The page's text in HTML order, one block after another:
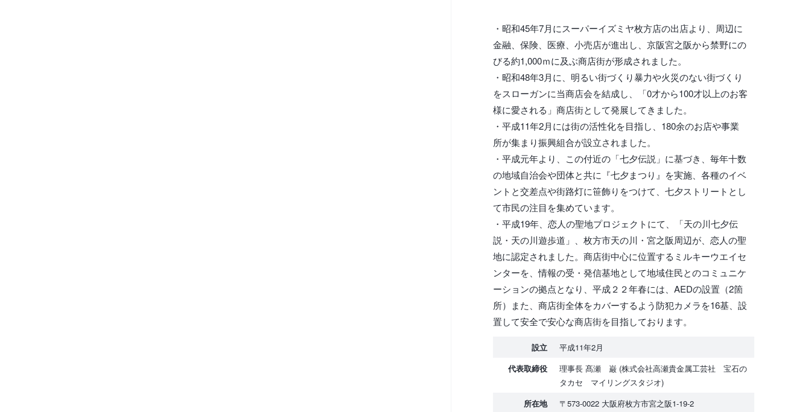
・昭和45年7月にスーパーイズミヤ枚方店の出店より、周辺に
金融、保険、医療、小売店が進出し、京阪宮之阪から禁野にの
びる約1,000ｍに及ぶ商店街が形成されました。
・昭和48年3月に、明るい街づくり暴力や火災のない街づくり
をスローガンに当商店会を結成し、「0才から100才以上のお客
様に愛される」商店街として発展してきました。
・平成11年2月には街の活性化を目指し、180余のお店や事業
所が集まり振興組合が設立されました。
・平成元年より、この付近の「七夕伝説」に基づき、毎年十数
の地域自治会や団体と共に『七夕まつり』を実施、各種のイベ
ントと交差点や街路灯に笹飾りをつけて、七夕ストリートとし
て市民の注目を集めています。
・平成19年、恋人の聖地プロジェクトにて、「天の川七夕伝
説・天の川遊歩道」、枚方市天の川・宮之阪周辺が、恋人の聖
地に認定されました。商店街中心に位置するミルキーウエイセ
ンターを、情報の受・発信基地として地域住民とのコミュニケ
ーションの拠点となり、平成２２年春には、AEDの設置（2箇
所）また、商店街全体をカバーするよう防犯カメラを16基、設
置して安全で安心な商店街を目指しております。
設立
平成11年2月
代表取締役
理事長 髙瀬 巌 (株式会社高瀬貴金属工芸社 宝石の
タカセ マイリングスタジオ)
所在地
〒573-0022 大阪府枚方市宮之阪1-19-2